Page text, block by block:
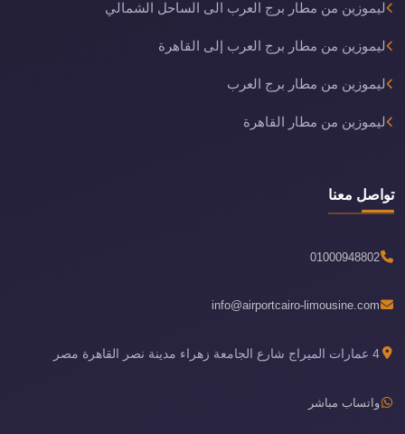
ليموزين من مطار برج العرب الى الساحل الشمالي
ليموزين من مطار برج العرب إلى القاهرة
ليموزين من مطار برج العرب
ليموزين من مطار القاهرة
تواصل معنا
01000948802
info@airportcairo-limousine.com
4 عمارات الميراج شارع الجامعة زهراء مدينة نصر القاهرة مصر
واتساب مباشر